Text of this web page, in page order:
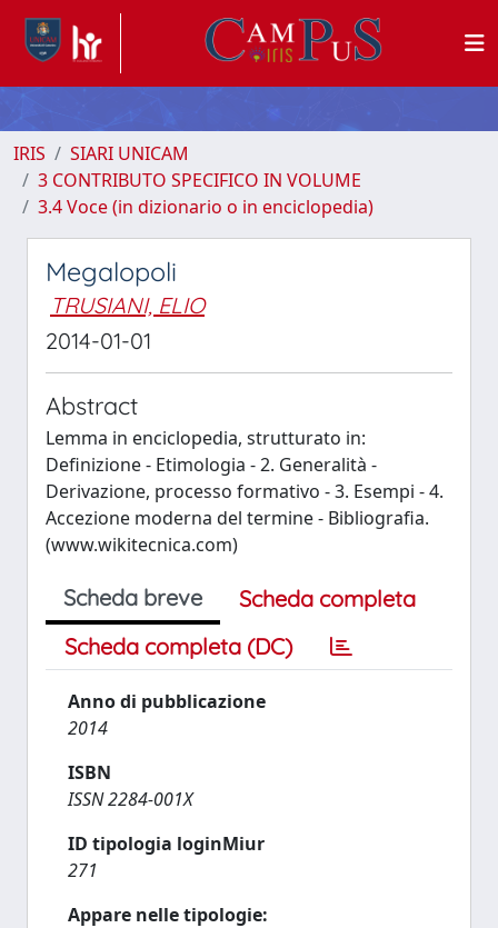
IRIS
SIARI UNICAM
3 CONTRIBUTO SPECIFICO IN VOLUME
3.4 Voce (in dizionario o in enciclopedia)
Megalopoli
TRUSIANI, ELIO
2014-01-01
Abstract
Lemma in enciclopedia, strutturato in:
Definizione - Etimologia - 2. Generalità -
Derivazione, processo formativo - 3. Esempi - 4.
Accezione moderna del termine - Bibliografia.
(www.wikitecnica.com)
Scheda breve
Scheda completa
Scheda completa (DC)
Anno di pubblicazione
2014
ISBN
ISSN 2284-001X
ID tipologia loginMiur
271
Appare nelle tipologie: